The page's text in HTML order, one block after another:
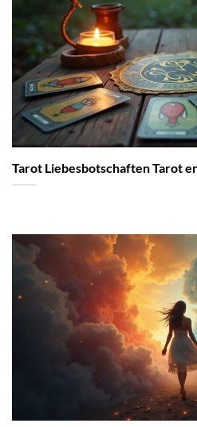
Tarot Liebesbotschaften Tarot